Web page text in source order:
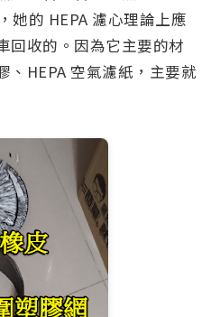
她的 HEPA 濾心理論上應
回收的。因為它主要的材
、HEPA 空氣濾紙，主要就